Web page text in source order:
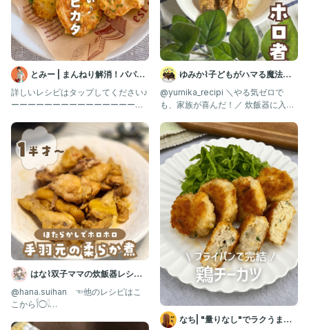
とみー | まんねり解消！パパっ
とラクうまレシピ
詳しいレシピはタップしてください♪
ーーーーーーーーーーーーーーーー
はな⌇双子ママの炊飯器レシピ
𓂃𓈒𓏸
@hana.suihan ☜他のレシピはこ
こから𓌉◯𓇋
ゆみか⌇子どもがハマる魔法の
レシピ｜幼児食
@yumika_recipi ＼やる気ゼロで
も、家族が喜んだ！／ 炊飯器に入れ
なち| "量りなし"でラクうまご